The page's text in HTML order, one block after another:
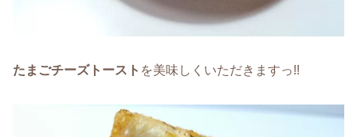
たまごチーズトースト を美味しくいただきますっ!!